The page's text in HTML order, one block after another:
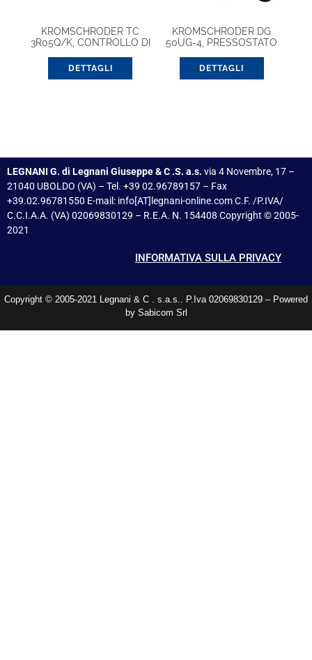
KROMSCHRODER TC
3R05Q/K, CONTROLLO DI
DETTAGLI
KROMSCHRODER DG
50UG-4, PRESSOSTATO
DETTAGLI
LEGNANI G. di Legnani Giuseppe & C .S. a.s. via 4 Novembre, 17 –
21040 UBOLDO (VA) – Tel. +39 02.96789157 – Fax
+39.02.96781550 E-mail: info[AT]legnani-online.com C.F. /P.IVA/
C.C.I.A.A. (VA) 02069830129 – R.E.A. N. 154408 Copyright © 2005-
2021
INFORMATIVA SULLA PRIVACY
Copyright © 2005-2021 Legnani & C . s.a.s.. P.Iva 02069830129 – Powered
by Sabicom Srl